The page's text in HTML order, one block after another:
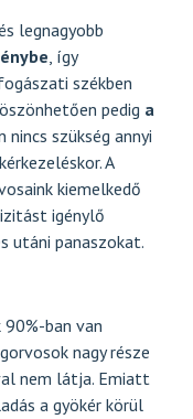
legnagyobb
, így
székben
pedig a
nincs szükség annyi
A
kiemelkedő
igénylő
utáni panaszokat.
ban van
nagy része
nem látja. Emiatt
a gyökér körül